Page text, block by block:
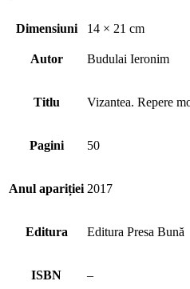
Dimensiuni 14 × 21 cm
Autor Budulai Ieronim
Titlu Vizantea. Repere
Pagini 50
Anul apariției 2017
Editura Editura Presa Bună
ISBN –